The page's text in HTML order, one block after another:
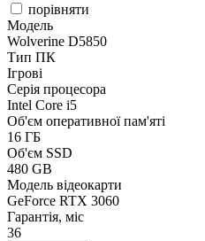
порівняти
Модель
Wolverine D5850
Тип ПК
Ігрові
Серія процесора
Intel Core i5
Об'єм оперативної пам'яті
16 ГБ
Об'єм SSD
480 GB
Модель відеокарти
GeForce RTX 3060
Гарантія, міс
36